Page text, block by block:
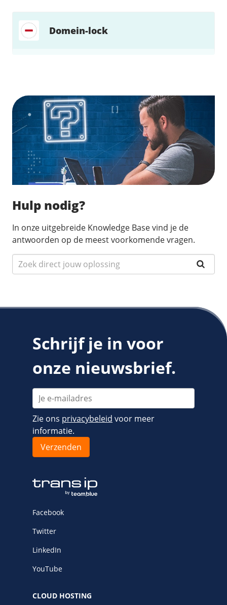
Domein-lock
Hulp nodig?
In onze uitgebreide Knowledge Base vind je de
antwoorden op de meest voorkomende vragen.
Schrijf je in voor
onze nieuwsbrief.
Zie ons privacybeleid voor meer
informatie.
Facebook
Twitter
LinkedIn
YouTube
CLOUD HOSTING